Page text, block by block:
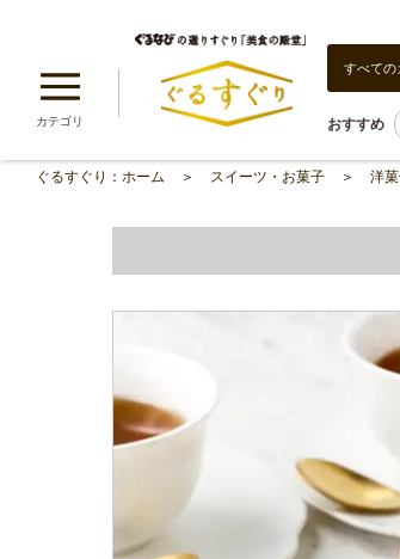
カテゴリ
すべての
おすすめ
ぐるすぐり：ホーム スイーツ・お菓子 洋